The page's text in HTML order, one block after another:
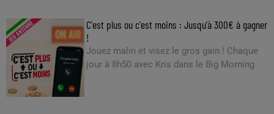
C'est plus ou c'est moins : Jusqu'à 300€ à gagner
!
Jouez malin et visez le gros gain ! Chaque
jour à 8h50 avec Kris dans le Big Morning